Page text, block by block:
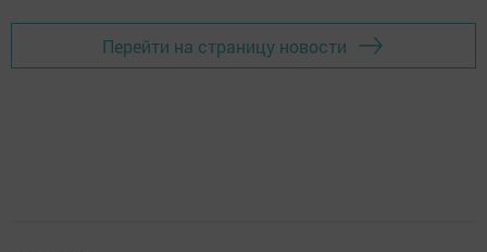
Перейти на страницу новости